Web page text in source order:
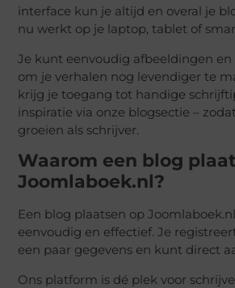
interface kun je altijd en overal je
nu werkt op je laptop, tablet of
Je kunt eenvoudig afbeeldingen en
om je verhalen nog levendiger te
krijg je toegang tot handige
inspiratie via onze blogsectie –
groeien als schrijver.
Waarom een blog
Joomlaboek.nl?
Een blog plaatsen op
eenvoudig en effectief. Je
een paar gegevens en kunt direct
Ons platform is dé plek voor